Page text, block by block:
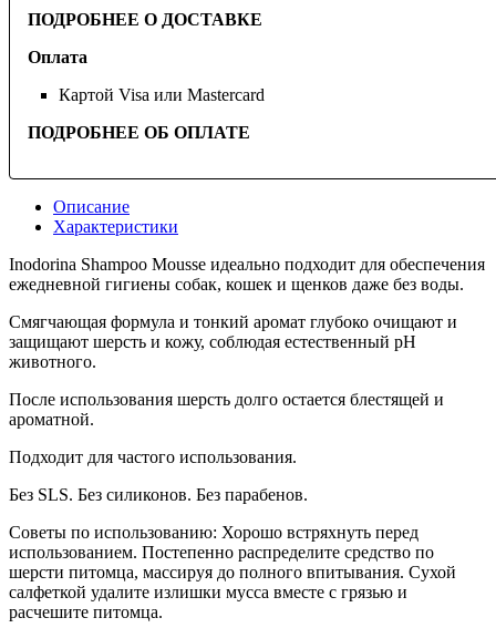
ПОДРОБНЕЕ О ДОСТАВКЕ
Оплата
Картой Visa или Mastercard
ПОДРОБНЕЕ ОБ ОПЛАТЕ
Описание
Характеристики
Inodorina Shampoo Mousse идеально подходит для обеспечения
ежедневной гигиены собак, кошек и щенков даже без воды.
Смягчающая формула и тонкий аромат глубоко очищают и
защищают шерсть и кожу, соблюдая естественный рН
животного.
После использования шерсть долго остается блестящей и
ароматной.
Подходит для частого использования.
Без SLS. Без силиконов. Без парабенов.
Советы по использованию: Хорошо встряхнуть перед
использованием. Постепенно распределите средство по
шерсти питомца, массируя до полного впитывания. Сухой
салфеткой удалите излишки мусса вместе с грязью и
расчешите питомца.